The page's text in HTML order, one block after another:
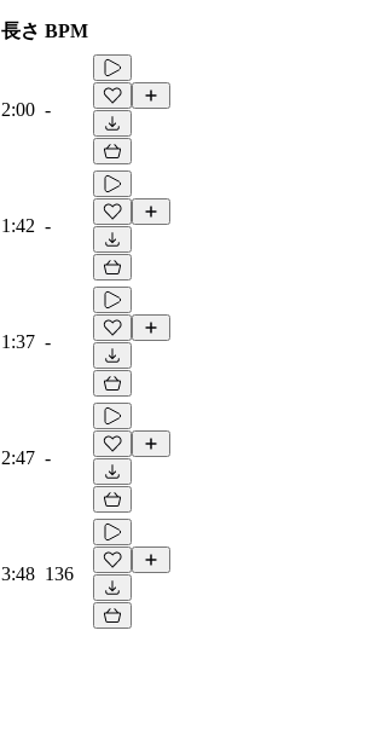
長さ BPM
2:00 -
1:42 -
1:37 -
2:47 -
3:48 136